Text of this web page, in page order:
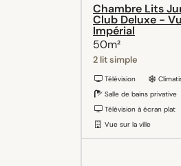
Chambre Lits
Club Deluxe -
Impérial
50m²
2 lit simple
Télévision
Salle de bains privative
Télévision à écran plat
Vue sur la ville